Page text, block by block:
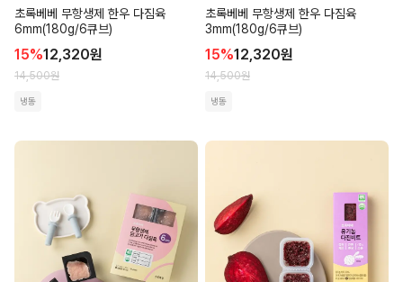
초록베베 무항생제 한우 다짐육
6mm(180g/6큐브)
15%12,320원
14,500원
냉동
초록베베 무항생제 한우 다짐육
3mm(180g/6큐브)
15%12,320원
14,500원
냉동